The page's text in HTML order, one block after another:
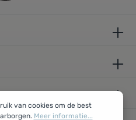
van cookies om de best
Meer informatie...